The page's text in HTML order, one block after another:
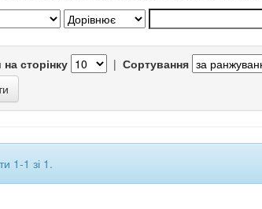
сторінку | Сортування
1-1 зі 1.